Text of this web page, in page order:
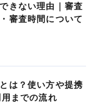
きない理由｜審査
審査時間について
は？使い方や提携
までの流れ